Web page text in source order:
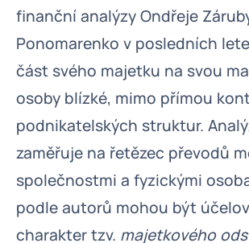
finanční analýzy Ondřeje
Ponomarenko v posledních
část svého majetku na svou
osoby blízké, mimo přímou
podnikatelských struktur.
zaměřuje na řetězec převodů
společnostmi a fyzickými
podle autorů mohou být
charakter tzv. majetkového